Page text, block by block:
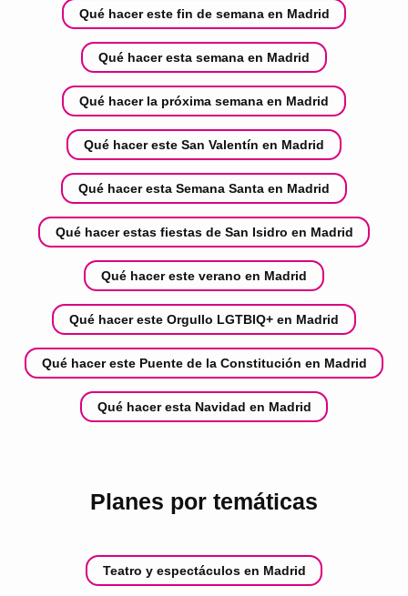
Qué hacer este fin de semana en Madrid
Qué hacer esta semana en Madrid
Qué hacer la próxima semana en Madrid
Qué hacer este San Valentín en Madrid
Qué hacer esta Semana Santa en Madrid
Qué hacer estas fiestas de San Isidro en Madrid
Qué hacer este verano en Madrid
Qué hacer este Orgullo LGTBIQ+ en Madrid
Qué hacer este Puente de la Constitución en Madrid
Qué hacer esta Navidad en Madrid
Planes por temáticas
Teatro y espectáculos en Madrid